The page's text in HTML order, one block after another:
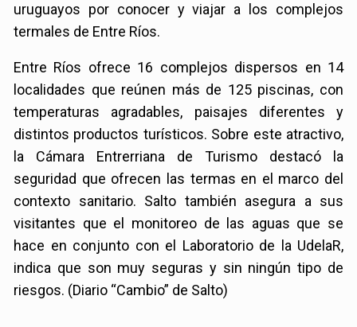
uruguayos por conocer y viajar a los complejos
termales de Entre Ríos.
Entre Ríos ofrece 16 complejos dispersos en 14
localidades que reúnen más de 125 piscinas, con
temperaturas agradables, paisajes diferentes y
distintos productos turísticos. Sobre este atractivo,
la Cámara Entrerriana de Turismo destacó la
seguridad que ofrecen las termas en el marco del
contexto sanitario. Salto también asegura a sus
visitantes que el monitoreo de las aguas que se
hace en conjunto con el Laboratorio de la UdelaR,
indica que son muy seguras y sin ningún tipo de
riesgos. (Diario “Cambio” de Salto)